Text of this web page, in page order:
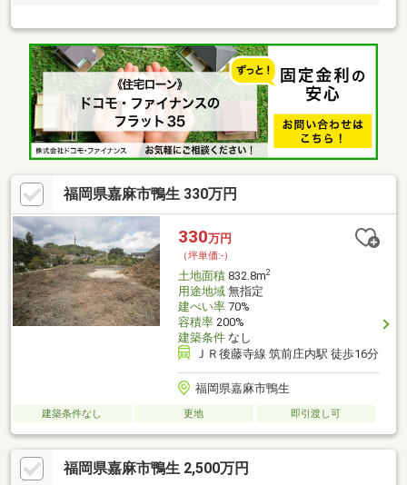
福岡県嘉麻市鴨生 330万円
330万円
（坪単価:-）
土地面積832.8m2
用途地域無指定
建ぺい率70%
容積率200%
建築条件なし
ＪＲ後藤寺線 筑前庄内駅 徒歩16分
福岡県嘉麻市鴨生
建築条件なし 更地 即引渡し可
福岡県嘉麻市鴨生 2,500万円